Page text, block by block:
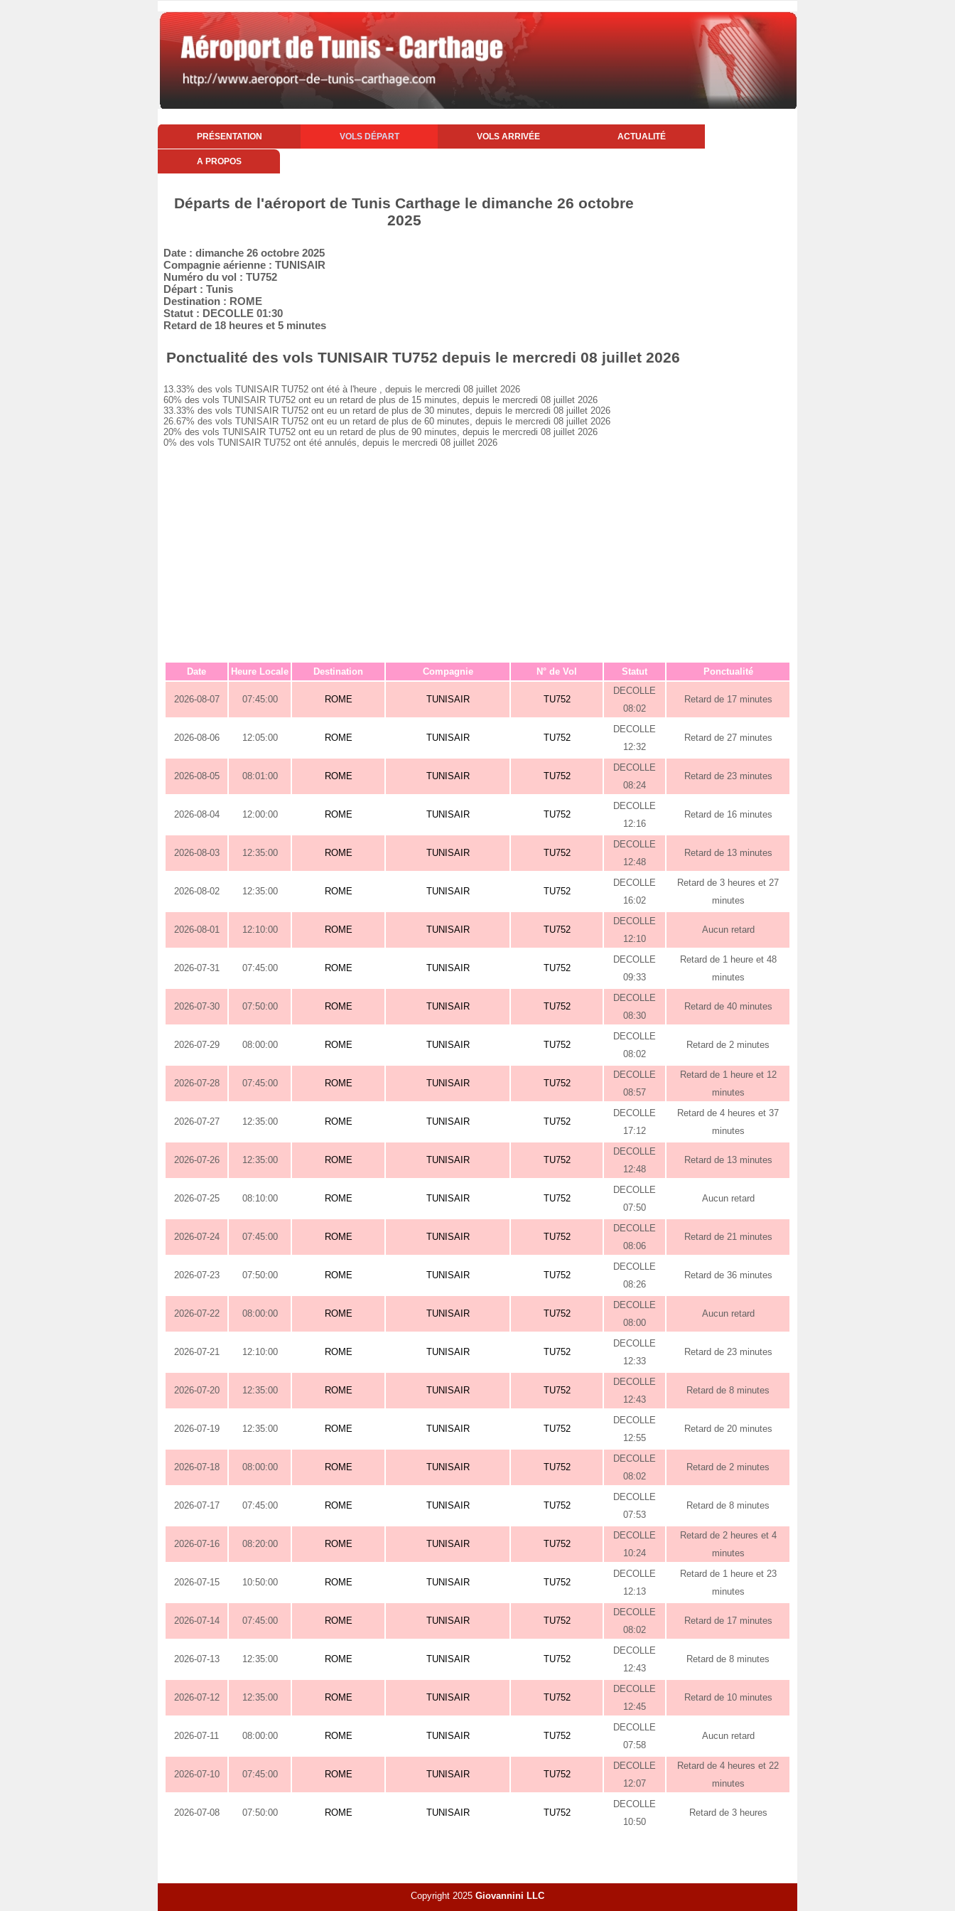
PRÉSENTATION VOLS DÉPART VOLS ARRIVÉE ACTUALITÉ
A PROPOS
Départs de l'aéroport de Tunis Carthage le dimanche 26 octobre
2025
Date : dimanche 26 octobre 2025
Compagnie aérienne : TUNISAIR
Numéro du vol : TU752
Départ : Tunis
Destination : ROME
Statut : DECOLLE 01:30
Retard de 18 heures et 5 minutes
Ponctualité des vols TUNISAIR TU752 depuis le mercredi 08 juillet 2026
13.33% des vols TUNISAIR TU752 ont été à l'heure , depuis le mercredi 08 juillet 2026
60% des vols TUNISAIR TU752 ont eu un retard de plus de 15 minutes, depuis le mercredi 08 juillet 2026
33.33% des vols TUNISAIR TU752 ont eu un retard de plus de 30 minutes, depuis le mercredi 08 juillet 2026
26.67% des vols TUNISAIR TU752 ont eu un retard de plus de 60 minutes, depuis le mercredi 08 juillet 2026
20% des vols TUNISAIR TU752 ont eu un retard de plus de 90 minutes, depuis le mercredi 08 juillet 2026
0% des vols TUNISAIR TU752 ont été annulés, depuis le mercredi 08 juillet 2026
Date Heure Locale Destination Compagnie N° de Vol Statut Ponctualité
2026-08-07 07:45:00 ROME TUNISAIR TU752
DECOLLE
08:02
Retard de 17 minutes
2026-08-06 12:05:00 ROME TUNISAIR TU752
DECOLLE
12:32
Retard de 27 minutes
2026-08-05 08:01:00 ROME TUNISAIR TU752
DECOLLE
08:24
Retard de 23 minutes
2026-08-04 12:00:00 ROME TUNISAIR TU752
DECOLLE
12:16
Retard de 16 minutes
2026-08-03 12:35:00 ROME TUNISAIR TU752
DECOLLE
12:48
Retard de 13 minutes
2026-08-02 12:35:00 ROME TUNISAIR TU752
DECOLLE
16:02
Retard de 3 heures et 27
minutes
2026-08-01 12:10:00 ROME TUNISAIR TU752
DECOLLE
12:10
Aucun retard
2026-07-31 07:45:00 ROME TUNISAIR TU752
DECOLLE
09:33
Retard de 1 heure et 48
minutes
2026-07-30 07:50:00 ROME TUNISAIR TU752
DECOLLE
08:30
Retard de 40 minutes
2026-07-29 08:00:00 ROME TUNISAIR TU752
DECOLLE
08:02
Retard de 2 minutes
2026-07-28 07:45:00 ROME TUNISAIR TU752
DECOLLE
08:57
Retard de 1 heure et 12
minutes
2026-07-27 12:35:00 ROME TUNISAIR TU752
DECOLLE
17:12
Retard de 4 heures et 37
minutes
2026-07-26 12:35:00 ROME TUNISAIR TU752
DECOLLE
12:48
Retard de 13 minutes
2026-07-25 08:10:00 ROME TUNISAIR TU752
DECOLLE
07:50
Aucun retard
2026-07-24 07:45:00 ROME TUNISAIR TU752
DECOLLE
08:06
Retard de 21 minutes
2026-07-23 07:50:00 ROME TUNISAIR TU752
DECOLLE
08:26
Retard de 36 minutes
2026-07-22 08:00:00 ROME TUNISAIR TU752
DECOLLE
08:00
Aucun retard
2026-07-21 12:10:00 ROME TUNISAIR TU752
DECOLLE
12:33
Retard de 23 minutes
2026-07-20 12:35:00 ROME TUNISAIR TU752
DECOLLE
12:43
Retard de 8 minutes
2026-07-19 12:35:00 ROME TUNISAIR TU752
DECOLLE
12:55
Retard de 20 minutes
2026-07-18 08:00:00 ROME TUNISAIR TU752
DECOLLE
08:02
Retard de 2 minutes
2026-07-17 07:45:00 ROME TUNISAIR TU752
DECOLLE
07:53
Retard de 8 minutes
2026-07-16 08:20:00 ROME TUNISAIR TU752
DECOLLE
10:24
Retard de 2 heures et 4
minutes
2026-07-15 10:50:00 ROME TUNISAIR TU752
DECOLLE
12:13
Retard de 1 heure et 23
minutes
2026-07-14 07:45:00 ROME TUNISAIR TU752
DECOLLE
08:02
Retard de 17 minutes
2026-07-13 12:35:00 ROME TUNISAIR TU752
DECOLLE
12:43
Retard de 8 minutes
2026-07-12 12:35:00 ROME TUNISAIR TU752
DECOLLE
12:45
Retard de 10 minutes
2026-07-11 08:00:00 ROME TUNISAIR TU752
DECOLLE
07:58
Aucun retard
2026-07-10 07:45:00 ROME TUNISAIR TU752
DECOLLE
12:07
Retard de 4 heures et 22
minutes
2026-07-08 07:50:00 ROME TUNISAIR TU752
DECOLLE
10:50
Retard de 3 heures
Copyright 2025 Giovannini LLC